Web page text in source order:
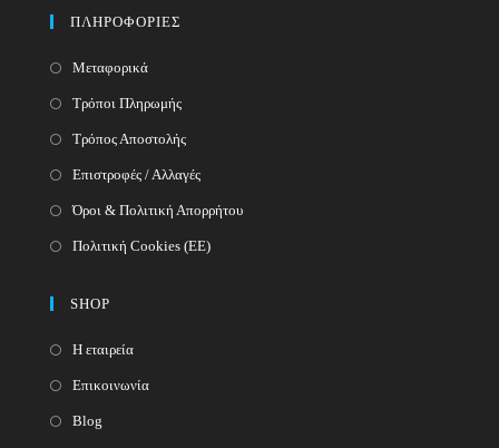
ΠΛΗΡΟΦΟΡΙΕΣ
Μεταφορικά
Τρόποι Πληρωμής
Τρόπος Αποστολής
Επιστροφές / Αλλαγές
Όροι & Πολιτική Απορρήτου
Πολιτική Cookies (ΕΕ)
SHOP
Η εταιρεία
Επικοινωνία
Blog